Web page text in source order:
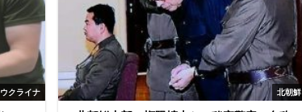
ウクライナ 北朝鮮